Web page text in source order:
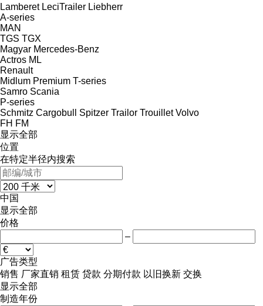
Lamberet LeciTrailer Liebherr
A-series
MAN
TGS TGX
Magyar Mercedes-Benz
Actros ML
Renault
Midlum Premium T-series
Samro Scania
P-series
Schmitz Cargobull
Spitzer Trailor Trouillet Volvo
FH FM
显示全部
位置
在特定半径内搜索
中国
显示全部
价格
–
广告类型
销售 厂家直销 租赁 贷款 分期付款 以旧换新 交换
显示全部
制造年份